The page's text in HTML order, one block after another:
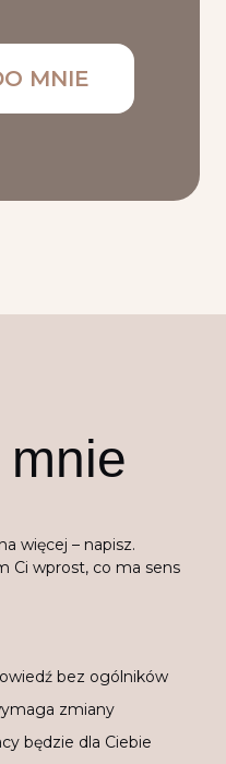
MNIE
więcej – napisz.
Ci wprost, co ma sens
bez ogólników
zmiany
będzie dla Ciebie